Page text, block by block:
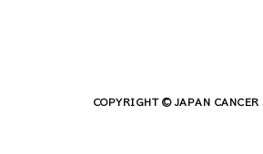
COPYRIGHT © JAPAN